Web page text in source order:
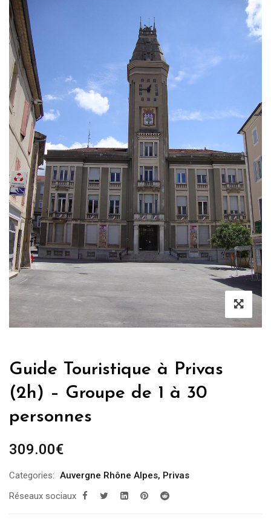
Guide Touristique à Privas
(2h) – Groupe de 1 à 30
personnes
309.00€
Categories: Auvergne Rhône Alpes, Privas
Réseaux sociaux